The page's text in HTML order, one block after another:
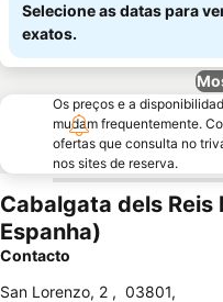
Selecione as datas para
exatos.
Os preços e a
mudam frequentemente.
ofertas que consulta no
nos sites de reserva.
Cabalgata dels
Espanha)
Contacto
San Lorenzo, 2 , 03801,